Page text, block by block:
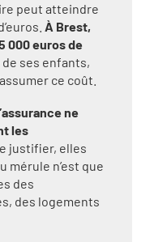
peut atteindre
À Brest,
000 euros de
de ses enfants,
ce coût.
ne
les
justifier, elles
mérule n’est que
des
des logements